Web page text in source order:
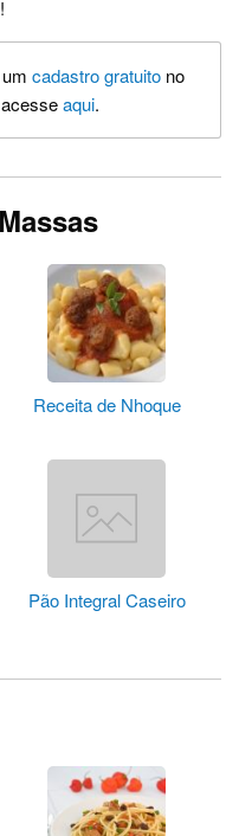
cadastro gratuito no
aqui.
Receita de Nhoque
Pão Integral Caseiro